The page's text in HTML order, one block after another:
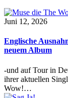
Juni 12, 2026
Englische
neuem Album
-und auf Tour in
ihrer aktuellen
Wow!…